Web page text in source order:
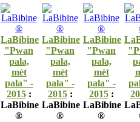
LaBibine
"Pwan
pala,
mèt
pala" -
2015:
LaBibine
®
LaBibine
"Pwan
pala,
mèt
pala" -
2015:
LaBibine
®
LaBibine
"Pwan
pala,
mèt
pala" -
2015:
LaBibine
®